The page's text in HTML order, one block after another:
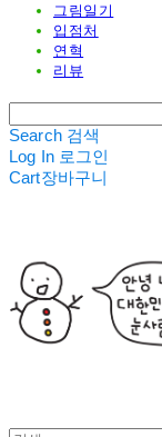
그림일기
입점처
연혁
리뷰
Search 검색
Log In 로그인
Cart장바구니